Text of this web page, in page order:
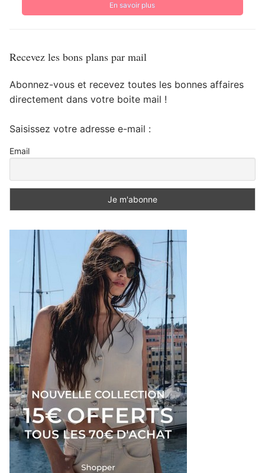
En savoir plus
Recevez les bons plans par mail
Abonnez-vous et recevez toutes les bonnes affaires
directement dans votre boite mail !
Saisissez votre adresse e-mail :
Email